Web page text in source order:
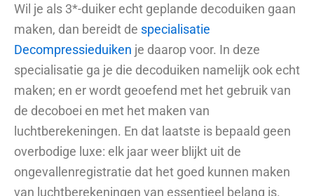
Wil je als 3*-duiker echt geplande decoduiken gaan
maken, dan bereidt de specialisatie
Decompressieduiken je daarop voor. In deze
specialisatie ga je die decoduiken namelijk ook echt
maken; en er wordt geoefend met het gebruik van
de decoboei en met het maken van
luchtberekeningen. En dat laatste is bepaald geen
overbodige luxe: elk jaar weer blijkt uit de
ongevallenregistratie dat het goed kunnen maken
van luchtberekeningen van essentieel belang is.